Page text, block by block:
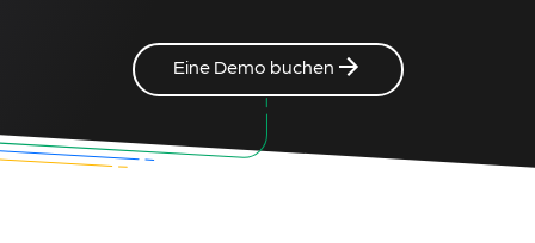
Eine Demo buchen